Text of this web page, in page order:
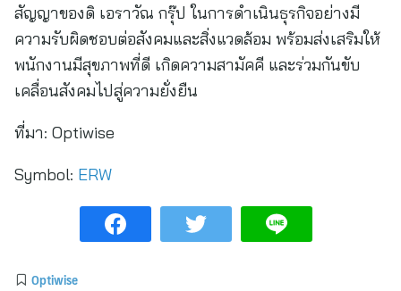
สัญญาของดิ เอราวัณ กรุ๊ป ในการดำเนินธุรกิจอย่างมี
ความรับผิดชอบต่อสังคมและสิ่งแวดล้อม พร้อมส่งเสริมให้
พนักงานมีสุขภาพที่ดี เกิดความสามัคคี และร่วมกันขับ
เคลื่อนสังคมไปสู่ความยั่งยืน
ที่มา: Optiwise
Symbol: ERW
Optiwise